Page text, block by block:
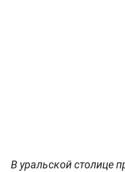
В уральской столице